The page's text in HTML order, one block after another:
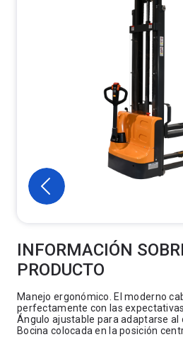
INFORMACIÓN
PRODUCTO
Manejo ergonómico. El moderno
perfectamente con las
Ángulo ajustable para adaptarse al
Bocina colocada en la posición